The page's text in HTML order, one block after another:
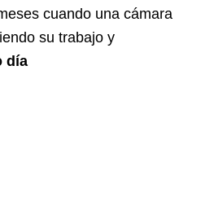
cuando una cámara
su trabajo y
día